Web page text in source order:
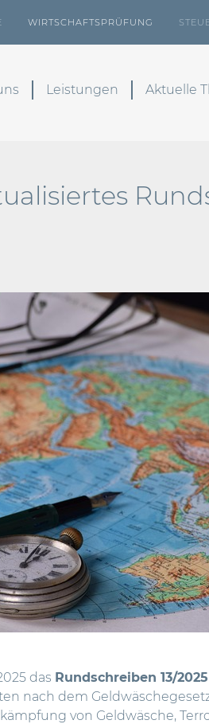
WIRTSCHAFTSPRÜFUNG
Leistungen Aktuelle
das Rundschreiben 13/
nach dem
von Geldwäsche,